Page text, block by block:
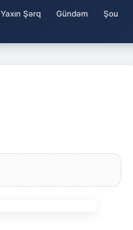
Yaxın Şərq Gündəm Şou